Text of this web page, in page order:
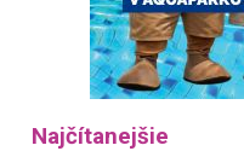
Najčítanejšie